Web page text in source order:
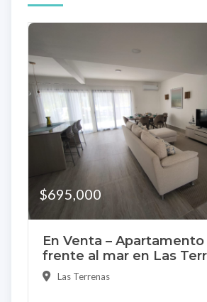
$695,000
En Venta –
frente al mar en Las
Las Terrenas